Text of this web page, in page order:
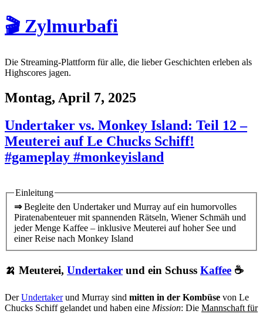
🎬 Zylmurbafi
Die Streaming-Plattform für alle, die lieber Geschichten erleben als
Highscores jagen.
Montag, April 7, 2025
Undertaker vs. Monkey Island: Teil 12 –
Meuterei auf Le Chucks Schiff!
#gameplay #monkeyisland
Einleitung
⇒Begleite den Undertaker und Murray auf ein humorvolles
Piratenabenteuer mit spannenden Rätseln, Wiener Schmäh und
jeder Menge Kaffee – inklusive Meuterei auf hoher See und
einer Reise nach Monkey Island
🍌 Meuterei, Undertaker und ein Schuss Kaffee ☕
DerUndertakerund Murray sind mitten in der Kombüse von Le
Chucks Schiff gelandet und haben eine Mission: Die Mannschaft für